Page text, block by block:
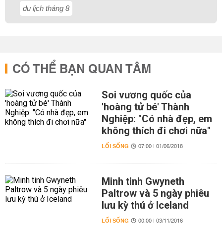
du lịch tháng 8
CÓ THỂ BẠN QUAN TÂM
Soi vương quốc của
'hoàng tử bé' Thành
Nghiệp: "Có nhà đẹp, em
không thích đi chơi nữa"
LỐI SỐNG 07:00 | 01/06/2018
Minh tinh Gwyneth
Paltrow và 5 ngày phiêu
lưu kỳ thú ở Iceland
LỐI SỐNG 00:00 | 03/11/2016